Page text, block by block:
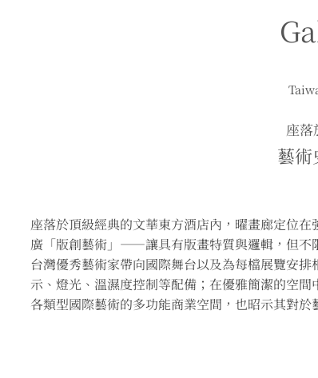
座落
藝術
座落於頂級經典的文華東方酒店內，曜畫廊定位
廣「版創藝術」——讓具有版畫特質與邏輯，但不
台灣優秀藝術家帶向國際舞台以及為每檔展覽安
示、燈光、溫濕度控制等配備；在優雅簡潔的空
各類型國際藝術的多功能商業空間，也昭示其對